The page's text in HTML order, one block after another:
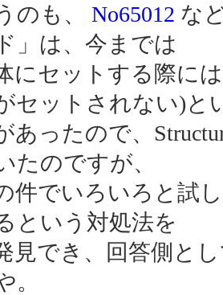
のも、 No65012 な
」は、今までは
にセットする際に
セットされない)と
あったので、
たのですが、
件でいろいろと試
という対処法を
見でき、回答側と
。